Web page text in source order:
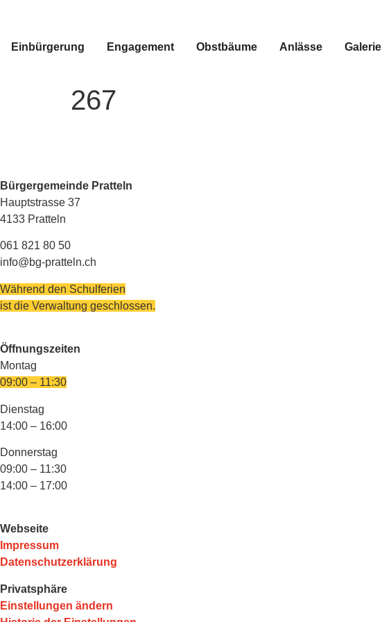
Einbürgerung Engagement Obstbäume Anlässe Galerie
267
Bürgergemeinde Pratteln
Hauptstrasse 37
4133 Pratteln
061 821 80 50
info@bg-pratteln.ch
Während den Schulferien
ist die Verwaltung geschlossen.
Öffnungszeiten
Montag
09:00 – 11:30
Dienstag
14:00 – 16:00
Donnerstag
09:00 – 11:30
14:00 – 17:00
Webseite
Impressum
Datenschutzerklärung
Privatsphäre
Einstellungen ändern